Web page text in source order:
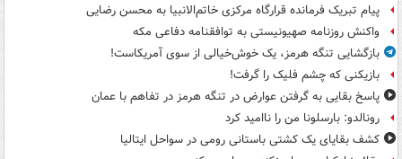
پیام تبریک فرمانده قرارگاه مرکزی خاتم‌الانبیا به محسن رضایی
واکنش روزنامه صهیونیستی به توافقنامه دفاعی مکه
بازگشایی تنگه هرمز، یک خوش‌خیالی از سوی آمریکاست!
بازیکنی که چشم فلیک را گرفت!
پاسخ بقایی به گرفتن عوارض در تنگه هرمز در تفاهم با عمان
رونالدو: بارسلونا من را ناامید کرد
کشف بقایای یک کشتی باستانی رومی در سواحل ایتالیا